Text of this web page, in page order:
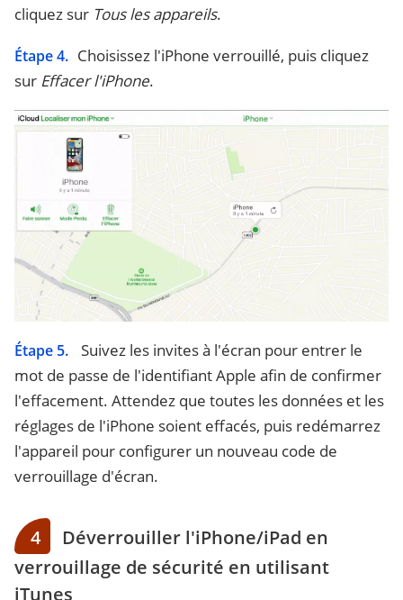
cliquez sur Tous les appareils.
Étape 4. Choisissez l'iPhone verrouillé, puis cliquez
sur Effacer l'iPhone.
Étape 5.
Suivez les invites à l'écran pour entrer le
mot de passe de l'identifiant Apple afin de confirmer
l'effacement. Attendez que toutes les données et les
réglages de l'iPhone soient effacés, puis redémarrez
l'appareil pour configurer un nouveau code de
verrouillage d'écran.
4
Déverrouiller l'iPhone/iPad en
verrouillage de sécurité en utilisant
iTunes